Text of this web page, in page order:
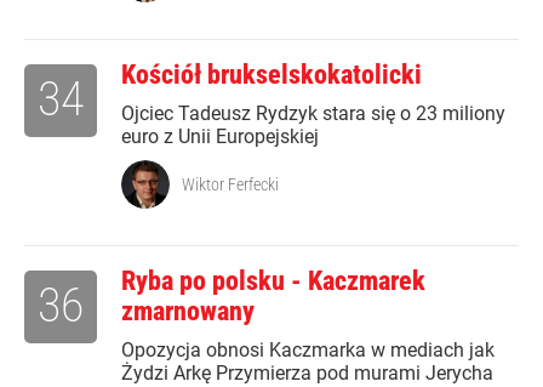
Kościół brukselskokatolicki
Ojciec Tadeusz Rydzyk stara się o 23 miliony
euro z Unii Europejskiej
34
Wiktor Ferfecki
Ryba po polsku - Kaczmarek
zmarnowany
Opozycja obnosi Kaczmarka w mediach jak
Żydzi Arkę Przymierza pod murami Jerycha
36